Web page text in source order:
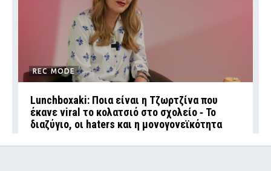
REC MODE
Lunchboxaki: Ποια είναι η Τζωρτζίνα που
έκανε viral το κολατσιό στο σχολείο ‑ Το
διαζύγιο, οι haters και η μονογονεϊκότητα